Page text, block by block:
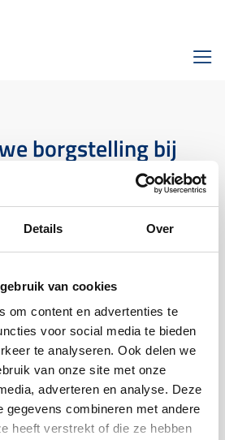
Details Over
van cookies
om content en advertenties te
voor social media te bieden
te analyseren. Ook delen we
van onze site met onze
adverteren en analyse. Deze
gegevens combineren met andere
heeft verstrekt of die ze hebben
borgstelling bij
van NHG naar
gehele bedrag en
naar NHG naar een andere
volledig nieuwe borgstelling
Bij een oversluiting bij dezelfde
oorspronkelijke
van kracht voor de bestaande